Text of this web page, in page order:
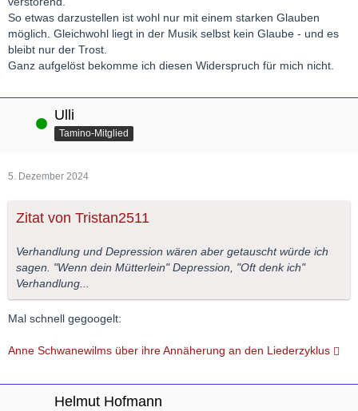
So etwas darzustellen ist wohl nur mit einem starken Glauben
möglich. Gleichwohl liegt in der Musik selbst kein Glaube - und es
bleibt nur der Trost.
Ganz aufgelöst bekomme ich diesen Widerspruch für mich nicht.
Online Ulli
Tamino-Mitglied
5. Dezember 2024
Zitat von Tristan2511
Verhandlung und Depression wären aber getauscht würde ich
sagen. "Wenn dein Mütterlein" Depression, "Oft denk ich"
Verhandlung...
Mal schnell gegoogelt:
Anne Schwanewilms über ihre Annäherung an den Liederzyklus
Helmut Hofmann